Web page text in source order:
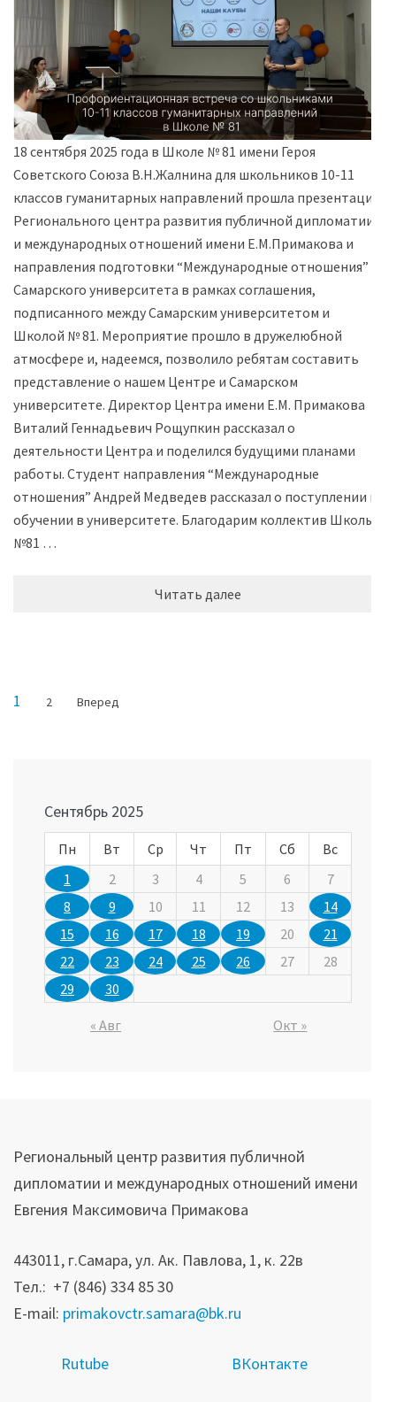
️18 сентября 2025 года в Школе № 81 имени Героя
Советского Союза В.Н.Жалнина для школьников 10-11
классов гуманитарных направлений прошла презентация
Регионального центра развития публичной дипломатии
и международных отношений имени Е.М.Примакова и
направления подготовки “Международные отношения”
Самарского университета в рамках соглашения,
подписанного между Самарским университетом и
Школой № 81. Мероприятие прошло в дружелюбной
атмосфере и, надеемся, позволило ребятам составить
представление о нашем Центре и Самарском
университете. Директор Центра имени Е.М. Примакова
Виталий Геннадьевич Рощупкин рассказал о
деятельности Центра и поделился будущими планами
работы. Студент направления “Международные
отношения” Андрей Медведев рассказал о поступлении и
обучении в университете. Благодарим коллектив Школы
№81 …
Читать далее
Навигация
Страница
1 Страница
2 Вперед
Сентябрь 2025
Пн Вт Ср Чт Пт Сб
Вс
1
2 3 4 5 6
7
8
9 10 11 12 13
14
15
16 17 18 19 20
21
22
23 24 25 26 27
28
29
30
« Авг Окт »
Региональный центр развития публичной
дипломатии и международных отношений имени
Евгения Максимовича Примакова
443011, г.Самара, ул. Ак. Павлова, 1, к. 22в
Тел.: +7 (846) 334 85 30
E-mail: primakovctr.samara@bk.ru
Rutube ВКонтакте